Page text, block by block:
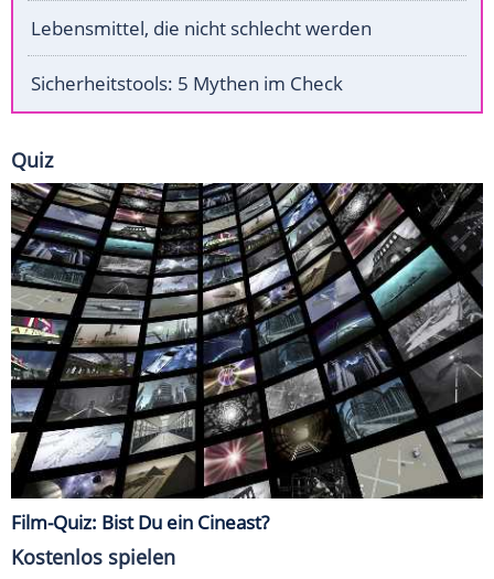
Lebensmittel, die nicht schlecht werden
Sicherheitstools: 5 Mythen im Check
Quiz
Film-Quiz: Bist Du ein Cineast?
Kostenlos spielen